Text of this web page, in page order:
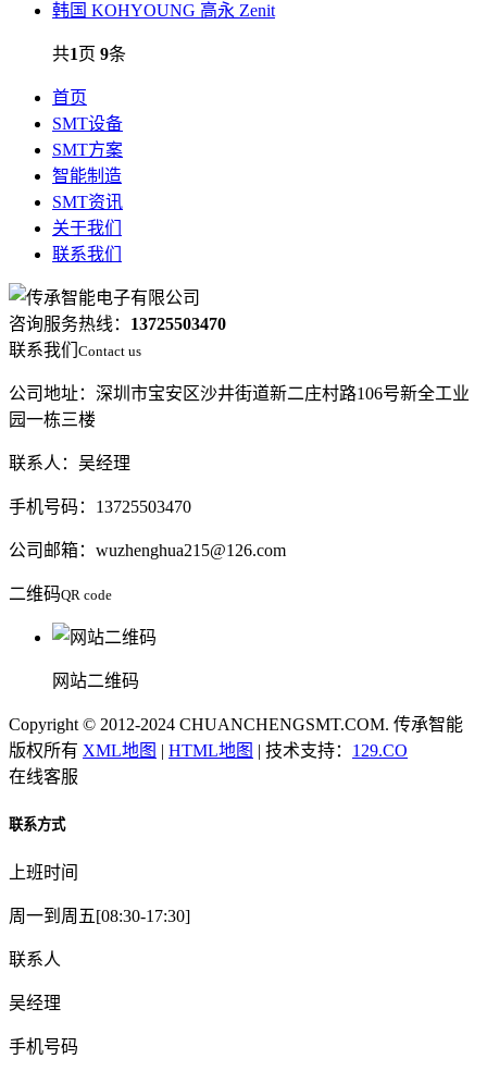
韩国 KOHYOUNG 高永 Zenit
共1页 9条
首页
SMT设备
SMT方案
智能制造
SMT资讯
关于我们
联系我们
咨询服务热线： 13725503470
联系我们 Contact us
公司地址：深圳市宝安区沙井街道新二庄村路106号新全工业
园一栋三楼
联系人：吴经理
手机号码：13725503470
公司邮箱：wuzhenghua215@126.com
二维码QR code
网站二维码
Copyright © 2012-2024 CHUANCHENGSMT.COM. 传承智能
版权所有 XML地图 | HTML地图 | 技术支持： 129.CO
在线客服
联系方式
上班时间
周一到周五[08:30-17:30]
联系人
吴经理
手机号码